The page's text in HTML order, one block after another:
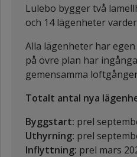
Lulebo bygger två
och 14 lägenheter
Alla lägenheter har
på övre plan har
gemensamma
Totalt antal nya
Byggstart: prel
Uthyrning: prel
Inflyttning: prel mars